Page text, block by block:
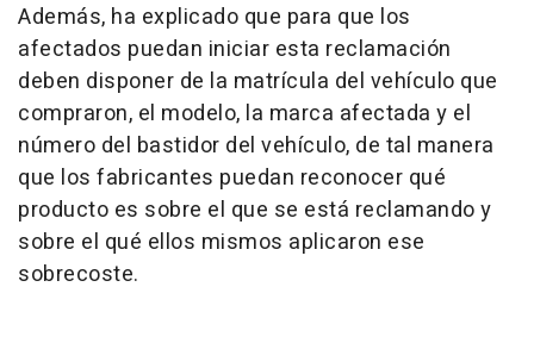
Además, ha explicado que para que los
afectados puedan iniciar esta reclamación
deben disponer de la matrícula del vehículo que
compraron, el modelo, la marca afectada y el
número del bastidor del vehículo, de tal manera
que los fabricantes puedan reconocer qué
producto es sobre el que se está reclamando y
sobre el qué ellos mismos aplicaron ese
sobrecoste.